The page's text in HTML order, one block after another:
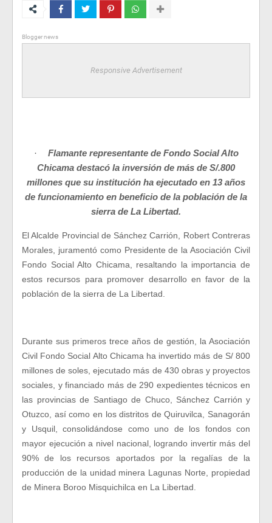
Blogger news
Responsive Advertisement
·
Flamante representante de Fondo Social Alto
Chicama destacó la inversión de más de S/.800
millones que su institución ha ejecutado en 13 años
de funcionamiento en beneficio de la población de la
sierra de La Libertad.
El Alcalde Provincial de Sánchez Carrión, Robert Contreras
Morales, juramentó como Presidente de la Asociación Civil
Fondo Social Alto Chicama, resaltando la importancia de
estos recursos para promover desarrollo en favor de la
población de la sierra de La Libertad.
Durante sus primeros trece años de gestión, la Asociación
Civil Fondo Social Alto Chicama ha invertido más de S/ 800
millones de soles, ejecutado más de 430 obras y proyectos
sociales, y financiado más de 290 expedientes técnicos en
las provincias de Santiago de Chuco, Sánchez Carrión y
Otuzco, así como en los distritos de Quiruvilca, Sanagorán
y Usquil, consolidándose como uno de los fondos con
mayor ejecución a nivel nacional, logrando invertir más del
90% de los recursos aportados por la regalías de la
producción de la unidad minera Lagunas Norte, propiedad
de Minera Boroo Misquichilca en La Libertad.